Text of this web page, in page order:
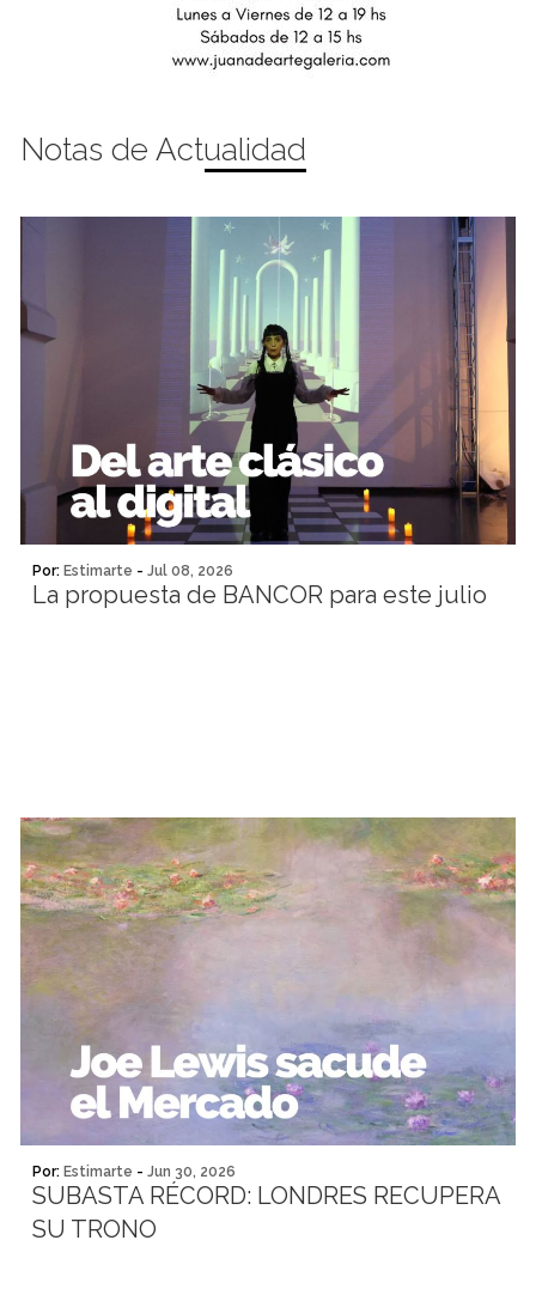
Notas de Actualidad
Por: Estimarte - Jul 08, 2026
La propuesta de BANCOR para este julio
Por: Estimarte - Jun 30, 2026
SUBASTA RÉCORD: LONDRES RECUPERA
SU TRONO